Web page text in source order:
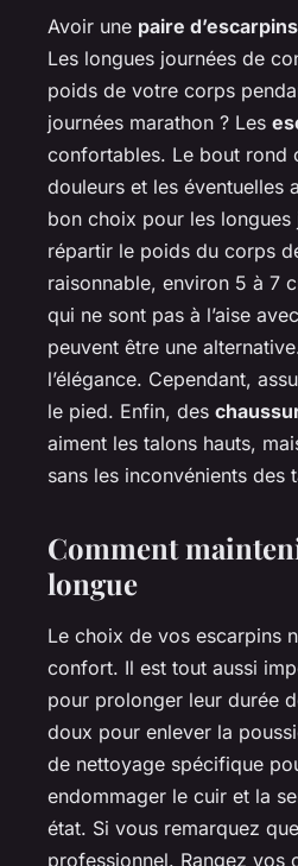
Avoir une paire
Les longues journées de
poids de votre corps
journées marathon ? Les
confortables. Le bout rond
douleurs et les éventuelles
bon choix pour les
répartir le poids du corps
raisonnable, environ 5 à 7
qui ne sont pas à l’aise
peuvent être une
l’élégance. Cependant,
le pied. Enfin, des
aiment les talons hauts,
sans les inconvénients des
Comment
longue
Le choix de vos escarpins
confort. Il est tout aussi
pour prolonger leur durée
doux pour enlever la
de nettoyage spécifique
endommager le cuir et la
état. Si vous remarquez
professionnel. Rangez vos